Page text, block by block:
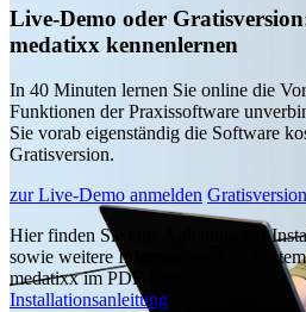
Live-Demo oder
medatixx kennenlernen
In 40 Minuten lernen Sie online die
Funktionen der Praxissoftware
Sie vorab eigenständig die Software
Gratisversion.
zur Live-Demo anmelden
Hier finden Sie eine Anleitung zur
sowie weitere Informationen zu
medatixx im PDF-Format:
Installationsanleitung